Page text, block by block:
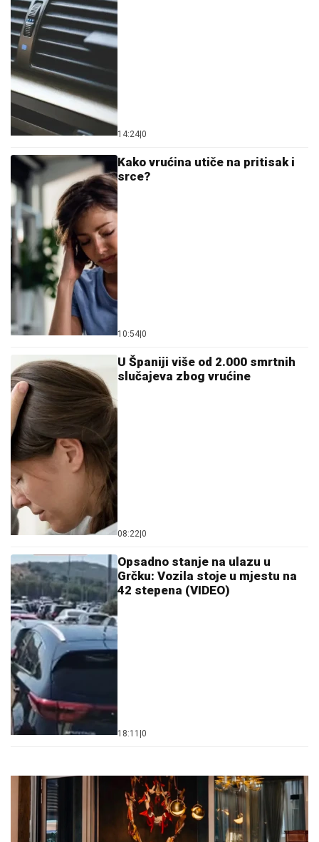
14:24 0
Kako vrućina utiče na pritisak i
srce?
10:54 0
U Španiji više od 2.000 smrtnih
slučajeva zbog vrućine
08:22 0
Opsadno stanje na ulazu u
Grčku: Vozila stoje u mjestu na
42 stepena (VIDEO)
18:11 0